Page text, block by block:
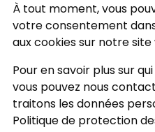
À tout moment, vous
votre consentement
aux cookies sur notre site
Pour en savoir plus sur
vous pouvez nous
traitons les données
Politique de protection